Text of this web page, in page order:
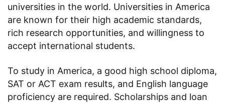
universities in the world. Universities in America
are known for their high academic standards,
rich research opportunities, and willingness to
accept international students.
To study in America, a good high school diploma,
SAT or ACT exam results, and English language
proficiency are required. Scholarships and loan